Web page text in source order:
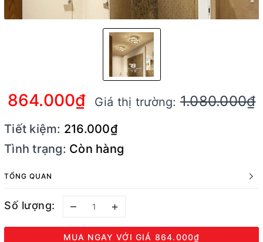
864.000₫ Giá thị trường:1.080.000₫
Tiết kiệm: 216.000₫
Tình trạng: Còn hàng
TỔNG QUAN
Số lượng: – +
MUA NGAY VỚI GIÁ 864.000₫